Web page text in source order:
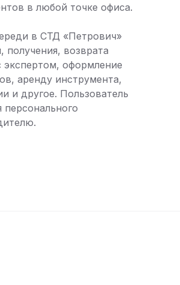
в любой точке офиса.
в СТД «Петрович»
получения, возврата
экспертом, оформление
аренду инструмента,
и другое. Пользователь